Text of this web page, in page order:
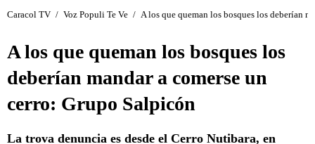
Caracol TV / Voz Populi Te Ve / A los que queman los bosques los deberían
A los que queman los bosques los
deberían mandar a comerse un
cerro: Grupo Salpicón
La trova denuncia es desde el Cerro Nutibara, en